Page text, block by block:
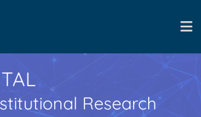
Research